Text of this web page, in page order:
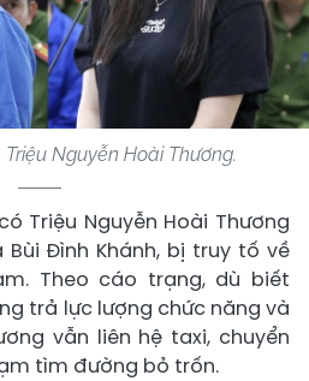
Nguyễn Hoài Thương.
Triệu Nguyễn Hoài Thương
Đình Khánh, bị truy tố về
Theo cáo trạng, dù biết
trả lực lượng chức năng và
vẫn liên hệ taxi, chuyển
tìm đường bỏ trốn.